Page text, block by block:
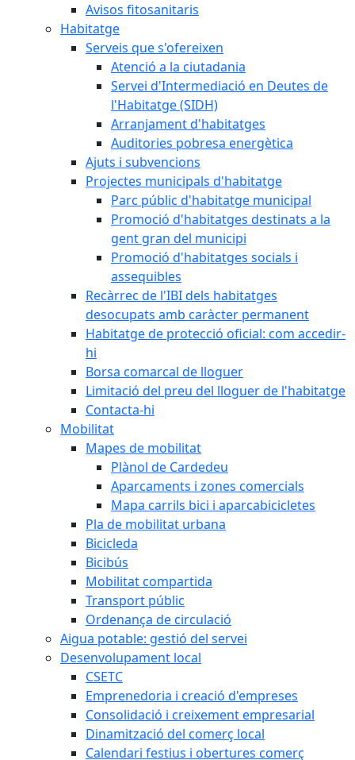
Avisos fitosanitaris
Habitatge
Serveis que s'ofereixen
Atenció a la ciutadania
Servei d'Intermediació en Deutes de
l'Habitatge (SIDH)
Arranjament d'habitatges
Auditories pobresa energètica
Ajuts i subvencions
Projectes municipals d'habitatge
Parc públic d'habitatge municipal
Promoció d'habitatges destinats a la
gent gran del municipi
Promoció d'habitatges socials i
assequibles
Recàrrec de l'IBI dels habitatges
desocupats amb caràcter permanent
Habitatge de protecció oficial: com accedir-
hi
Borsa comarcal de lloguer
Limitació del preu del lloguer de l'habitatge
Contacta-hi
Mobilitat
Mapes de mobilitat
Plànol de Cardedeu
Aparcaments i zones comercials
Mapa carrils bici i aparcabicicletes
Pla de mobilitat urbana
Bicicleda
Bicibús
Mobilitat compartida
Transport públic
Ordenança de circulació
Aigua potable: gestió del servei
Desenvolupament local
CSETC
Emprenedoria i creació d'empreses
Consolidació i creixement empresarial
Dinamització del comerç local
Calendari festius i obertures comerç